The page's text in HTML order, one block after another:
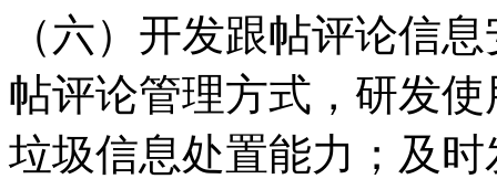
（六）开发跟帖评论信
帖评论管理方式，研发
垃圾信息处置能力；及